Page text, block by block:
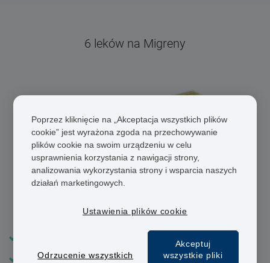
6 leków na Migreny
Zolmitriptan
Tabletka rozpuszczająca się w ustach
Szybko przynosi ulgę
Poprzez kliknięcie na „Akceptacja wszystkich plików
cookie” jest wyrażona zgoda na przechowywanie
plików cookie na swoim urządzeniu w celu
usprawnienia korzystania z nawigacji strony,
analizowania wykorzystania strony i wsparcia naszych
działań marketingowych.
Ustawienia plików cookie
Odrzucenie wszystkich
Akceptuj
wszystkie pliki